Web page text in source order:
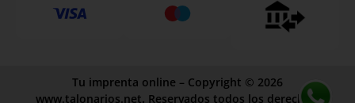
Tu imprenta online – Copyright © 2026
www.talonarios.net. Reservados todos los derechos.